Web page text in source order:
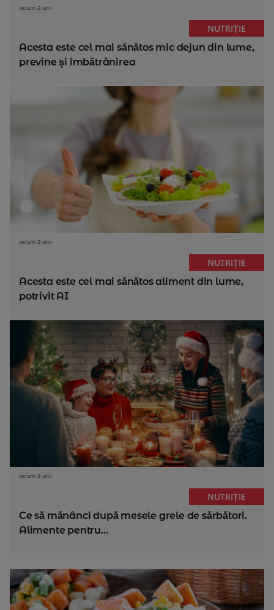
acum 2 ani
NUTRIȚIE
Acesta este cel mai sănătos mic dejun din lume,
previne și îmbătrânirea
acum 2 ani
NUTRIȚIE
Acesta este cel mai sănătos aliment din lume,
potrivit AI
acum 2 ani
NUTRIȚIE
Ce să mănânci după mesele grele de sărbători.
Alimente pentru...